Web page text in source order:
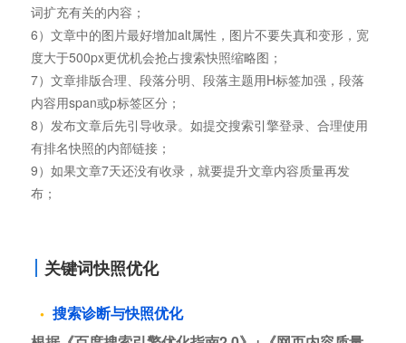
词扩充有关的内容；
6）文章中的图片最好增加alt属性，图片不要失真和变形，宽
度大于500px更优机会抢占搜索快照缩略图；
7）文章排版合理、段落分明、段落主题用H标签加强，段落
内容用span或p标签区分；
8）发布文章后先引导收录。如提交搜索引擎登录、合理使用
有排名快照的内部链接；
9）如果文章7天还没有收录，就要提升文章内容质量再发
布；
关键词快照优化
搜索诊断与快照优化